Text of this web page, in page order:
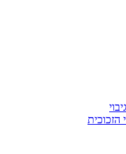
הזכוכית